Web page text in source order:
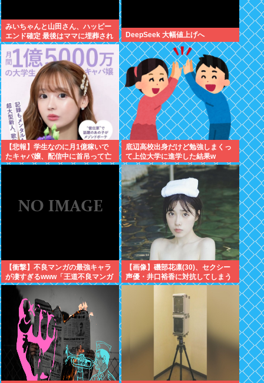
みいちゃんと山田さん、ハッピー
エンド確定 最後はママに埋葬され
る
DeepSeek 大幅値上げへ
【悲報】学生なのに月1億稼いで
たキャバ嬢、配信中に首吊って亡
くなる
底辺高校出身だけど勉強しまくっ
て上位大学に進学した結果w
【衝撃】不良マンガの最強キャラ
が凄すぎるwww「王道不良マンガ
の最強キャラTier表」完成す
る！！この最強キャラは…
【画像】磯部花凛(30)、セクシー
声優・井口裕香に対抗してしまう
www